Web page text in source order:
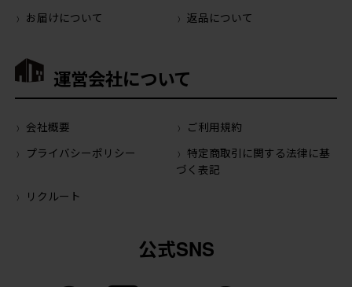
お届けについて
返品について
運営会社について
会社概要
ご利用規約
プライバシーポリシー
特定商取引に関する法律に基
づく表記
リクルート
公式SNS